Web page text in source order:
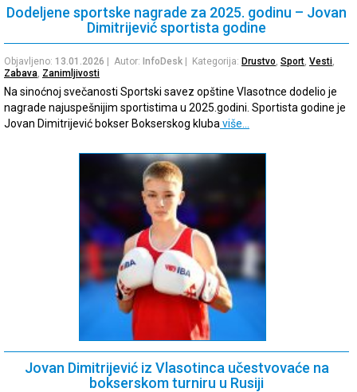
Dodeljene sportske nagrade za 2025. godinu – Jovan
Dimitrijević sportista godine
Objavljeno: 13.01.2026 | Autor: InfoDesk | Kategorija: Drustvo Sport Vesti
Zabava Zanimljivosti
Na sinoćnoj svečanosti Sportski savez opštine Vlasotnce dodelio je
nagrade najuspešnijim sportistima u 2025.godini. Sportista godine je
Jovan Dimitrijević bokser Bokserskog kluba više…
Jovan Dimitrijević iz Vlasotinca učestvovaće na
bokserskom turniru u Rusiji